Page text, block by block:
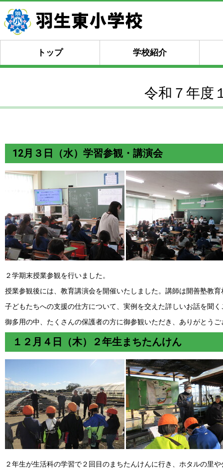
トップ 学校紹介
令和７年度
12月３日（水）学習参観・講演会
２学期末授業参観を行いました。
授業参観後には、教育講演会を開催いたしました。講師は開善塾教
子どもたちへの支援の仕方について、実例を交えた詳しいお話を聞
御多用の中、たくさんの保護者の方に御参観いただき、ありがとう
１２月４日（木）２年生まちたんけん
２年生が生活科の学習で２回目のまちたんけんに行き、ホタルの里